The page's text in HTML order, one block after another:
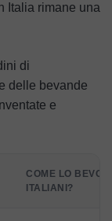
Italia rimane una
di
delle bevande
e
COME LO
ITALIANI?